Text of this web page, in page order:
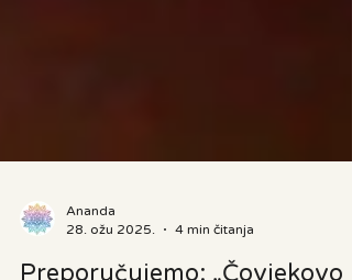
Ananda